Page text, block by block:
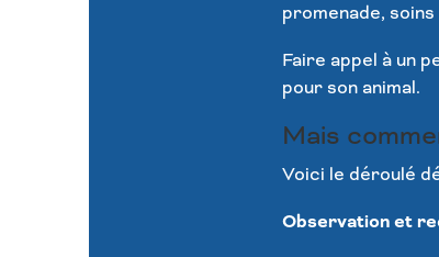
promenade,
Faire appel à un
pour son animal.
Mais
Voici le déroulé
Observation et